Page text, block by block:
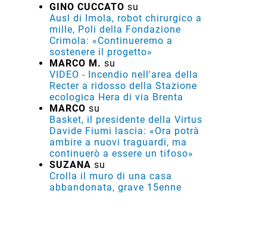
GINO CUCCATO su
Ausl di Imola, robot chirurgico a
mille, Poli della Fondazione
Crimola: «Continueremo a
sostenere il progetto»
MARCO M. su
VIDEO - Incendio nell'area della
Recter a ridosso della Stazione
ecologica Hera di via Brenta
MARCO su
Basket, il presidente della Virtus
Davide Fiumi lascia: «Ora potrà
ambire a nuovi traguardi, ma
continuerò a essere un tifoso»
SUZANA su
Crolla il muro di una casa
abbandonata, grave 15enne